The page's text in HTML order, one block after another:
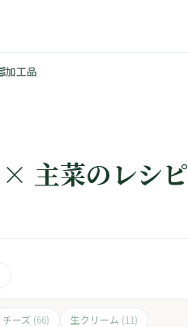
加工品
主菜のレシピ
チーズ (66) 生クリーム (11)